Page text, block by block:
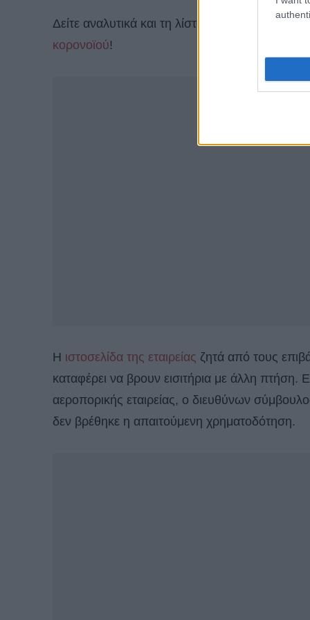
Δείτε αναλυτικά και τη λίστα με
τις
κορονοϊού!
Η ιστοσελίδα της εταιρείας ζητά από τους
καταφέρει να βρουν εισιτήρια με άλλη
αεροπορικής εταιρείας, ο διευθύνων
δεν βρέθηκε η απαιτούμενη χρηματοδότηση.